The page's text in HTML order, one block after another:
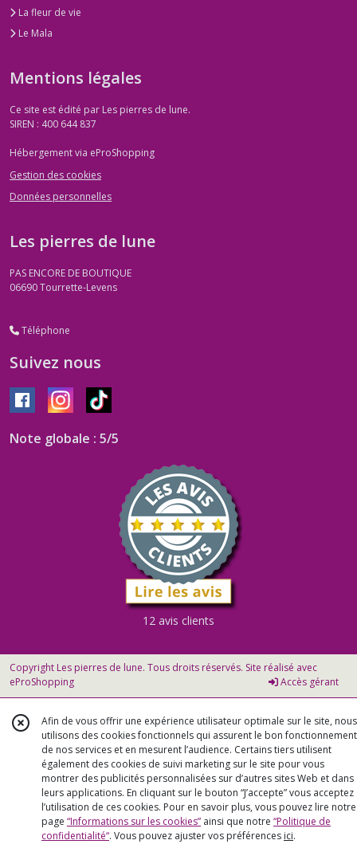
La fleur de vie
Le Mala
Mentions légales
Ce site est édité par Les pierres de lune.
SIREN : 400 644 837
Hébergement via eProShopping
Gestion des cookies
Données personnelles
Les pierres de lune
PAS ENCORE DE BOUTIQUE
06690Tourrette-Levens
Téléphone
Suivez nous
Note globale : 5/5
12 avis clients
Copyright Les pierres de lune. Tous droits réservés. Site réalisé avec
eProShopping
Accès gérant
Afin de vous offrir une expérience utilisateur optimale sur le site, nous
utilisons des cookies fonctionnels qui assurent le bon fonctionnement
de nos services et en mesurent l’audience. Certains tiers utilisent
également des cookies de suivi marketing sur le site pour vous
montrer des publicités personnalisées sur d’autres sites Web et dans
leurs applications. En cliquant sur le bouton “J’accepte” vous acceptez
l’utilisation de ces cookies. Pour en savoir plus, vous pouvez lire notre
page “Informations sur les cookies” ainsi que notre “Politique de
confidentialité“. Vous pouvez ajuster vos préférences ici.